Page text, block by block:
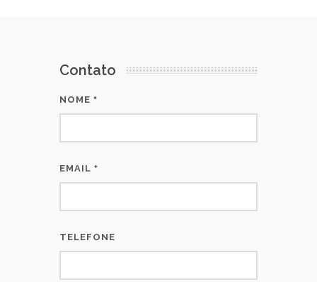
Contato
NOME *
EMAIL *
TELEFONE